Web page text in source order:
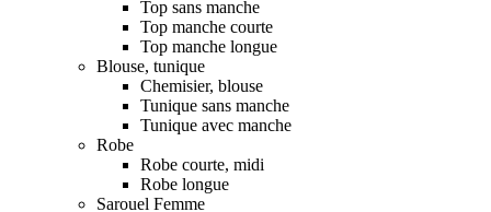
Top sans manche
Top manche courte
Top manche longue
Blouse, tunique
Chemisier, blouse
Tunique sans manche
Tunique avec manche
Robe
Robe courte, midi
Robe longue
Sarouel Femme